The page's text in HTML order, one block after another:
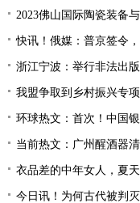
2023佛山国际陶瓷装备
快讯！俄媒：普京签令
浙江宁波：举行非法出
我盟争取到乡村振兴专项
环球热文：首次！中国
当前热文：广州醒酒器清
衣品差的中年女人，夏
今日讯！为何古代被判灭九